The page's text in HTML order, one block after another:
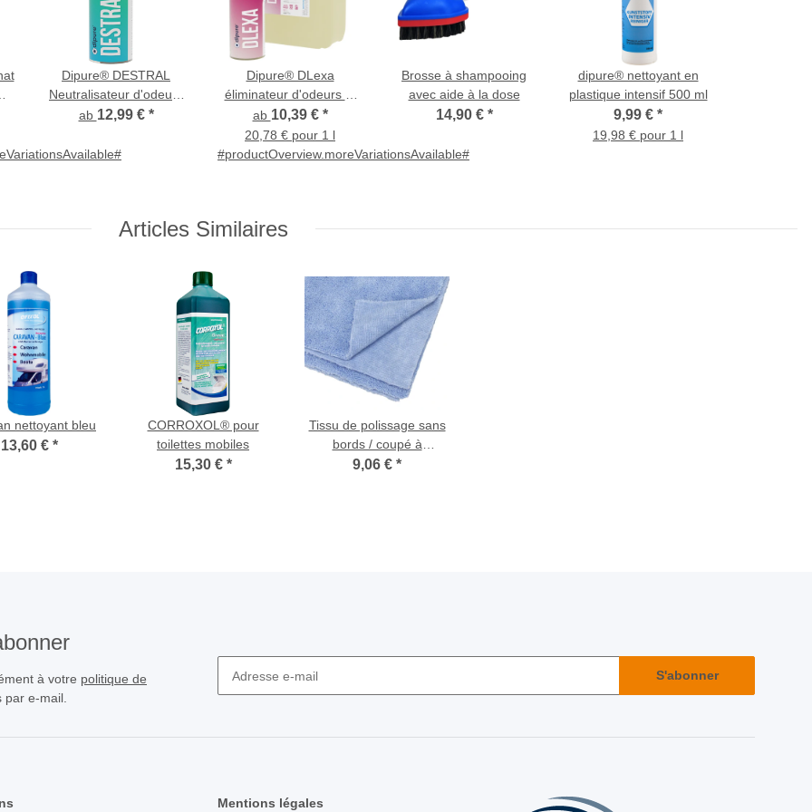
Dipure® DESTRAL
Neutralisateur d'odeurs
avec micro-organismes
ab 12,99 € *
Dipure® DLexa
éliminateur d'odeurs et
nettoyant pour tapis,
textiles et chaussures
ab 10,39 € *
20,78 € pour 1 l
#productOverview.moreVariationsAvailable#
Brosse à shampooing
avec aide à la dose
14,90 € *
dipure® nettoyant en
plastique intensif 500 ml
9,99 € *
19,98 € pour 1 l
Articles Similaires
nettoyant bleu
13,60 € *
CORROXOL® pour
toilettes mobiles
15,30 € *
Tissu de polissage sans
bords / coupé à
ultrasons (tissu de
9,06 € *
à votre politique de
e-mail.
S'abonner
Mentions légales